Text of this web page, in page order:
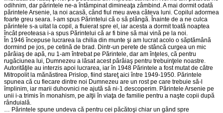
odihnim, dar părintele ne-a întâmpinat dimineaţa zâmbind. A mai dormit odată
părintele Arsenie, la noi acasă, când fiul meu avea câteva luni. Copilul adormea
foarte greu seara. I-am spus Părintelui că o să plângă. Înainte de a ne culca
părintele s-a uitat la copil, a fluierat spre el, iar acesta a dormit toată noaptea
încât preoteasa i-a spus Părintelui că ar fi bine să mai vină pe la noi.
În 1946 începuse lucrarea la chilia din munte şi am lucrat acolo o săptămână
dormind pe jos, pe cetină de brad. Dintr-un perete de stâncă curgea un mic
pârâiaş de apă, nu 1-am întrebat pe Părintele, dar am înţeles, că pentru
rugăciunea lui, Dumnezeu a lăsat acest pârâiaş pentru trebuinţele noastre.
Autorităţile au interzis apoi lucrarea, iar în 1948 Părintele a fost mutat de către
Mitropolit la mănăstirea Prislop, fiind stareţ aici între 1949-1950. Părintele
spunea că cu fiecare dintre noi Dumnezeu are un rost pe care trebuie să-l
împlinim, iar marii duhovnici ne ajută să ni-1 descoperim. Părintele Arsenie pe
unii i-a trimis în monahism, pe alţii în viaţa de familie pentru a naşte copii după
rânduială.
… Părintele spune undeva că pentru cei păcătoşi chiar un gând spre